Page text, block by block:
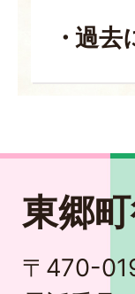
過去
東郷
〒470-